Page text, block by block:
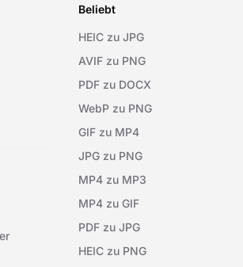
Beliebt
HEIC zu JPG
AVIF zu PNG
PDF zu DOCX
WebP zu PNG
GIF zu MP4
JPG zu PNG
MP4 zu MP3
MP4 zu GIF
PDF zu JPG
HEIC zu PNG